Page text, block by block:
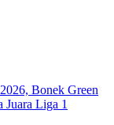
Bonek Green
Juara Liga 1